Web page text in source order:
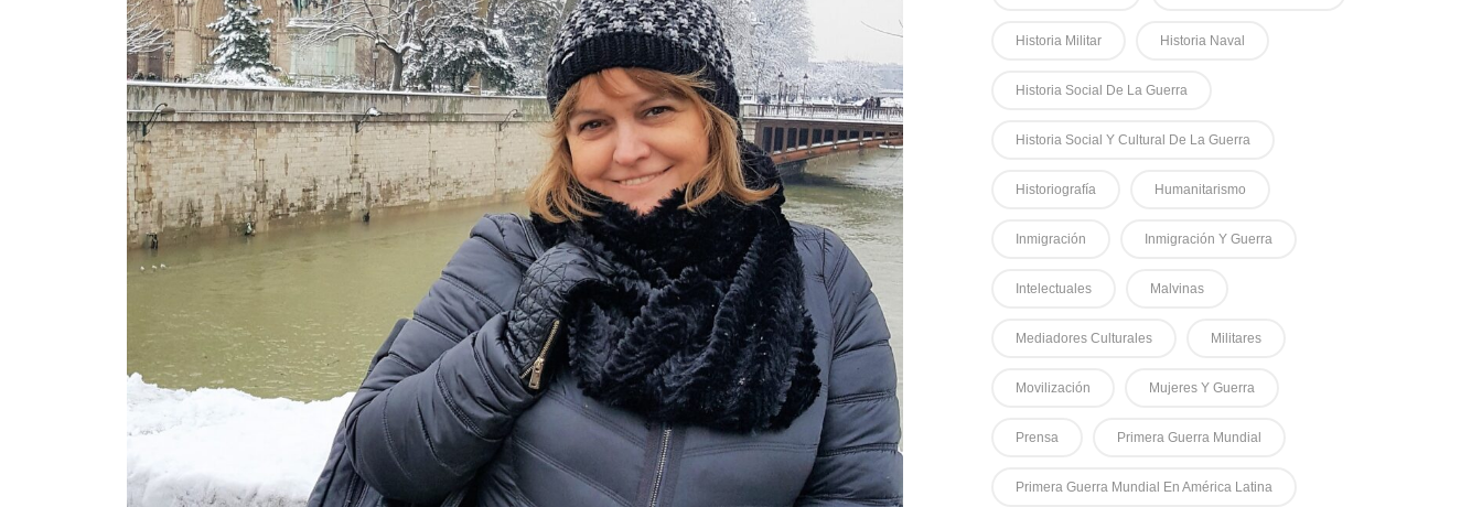
Historia Militar Historia Naval
Historia Social De La Guerra
Historia Social Y Cultural De La Guerra
Historiografía Humanitarismo
Inmigración Inmigración Y Guerra
Intelectuales Malvinas
Mediadores Culturales Militares
Movilización Mujeres Y Guerra
Prensa Primera Guerra Mundial
Primera Guerra Mundial En América Latina